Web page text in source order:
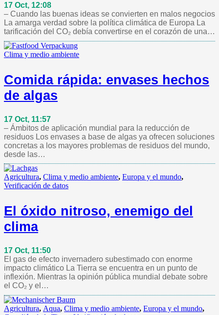
17 Oct, 12:08
– Cuando las buenas ideas se convierten en malos negocios
La amarga verdad sobre la política climática de Europa La
tarificación del CO₂ debía convertirse en el corazón de una…
Clima y medio ambiente
Comida rápida: envases hechos
de algas
17 Oct, 11:57
– Ámbitos de aplicación mundial para la reducción de
residuos Los envases a base de algas ya ofrecen soluciones
concretas a los mayores problemas de residuos del mundo,
desde las…
Agricultura, Clima y medio ambiente, Europa y el mundo,
Verificación de datos
El óxido nitroso, enemigo del
clima
17 Oct, 11:50
El gas de efecto invernadero subestimado con enorme
impacto climático La Tierra se encuentra en un punto de
inflexión. Mientras la opinión pública mundial debate sobre
el CO₂ y el…
Agricultura, Aqua, Clima y medio ambiente, Europa y el mundo,